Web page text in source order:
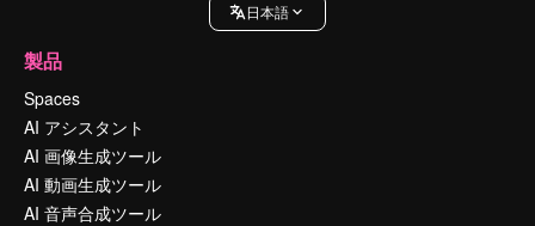
日本語
製品
Spaces
AI アシスタント
AI 画像生成ツール
AI 動画生成ツール
AI 音声合成ツール